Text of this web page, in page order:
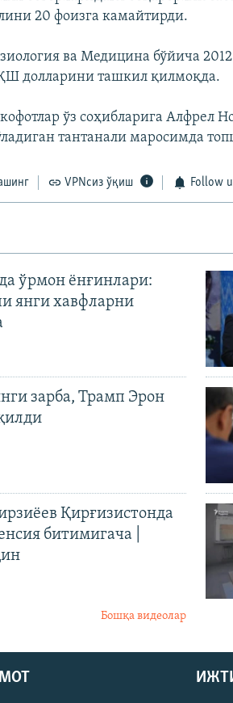
20 фоизга камайтирди.
ва Медицина бўйича
долларини ташкил қилмоқда.
ўз соҳибларига Алфрел
тантанали маросимда
VPNсиз ўқиш Follow
ўрмон ёнғинлари:
янги хавфларни
зарба, Трамп Эрон
Қирғизистонда
битимигача |
Бошқа видеолар